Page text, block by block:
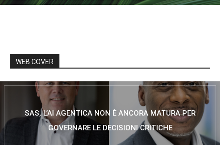
WEB COVER
SAS, L’AI AGENTICA NON È ANCORA MATURA PER
GOVERNARE LE DECISIONI CRITICHE